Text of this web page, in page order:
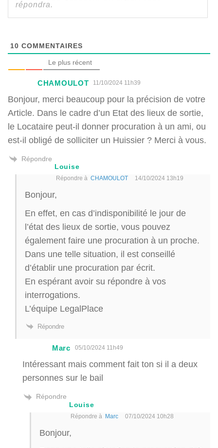
10 COMMENTAIRES
Le plus récent
CHAMOULOT 11/10/2024 11h39
Bonjour, merci beaucoup pour la précision de votre
Article. Dans le cadre d’un Etat des lieux de sortie,
le Locataire peut-il donner procuration à un ami, ou
est-il obligé de solliciter un Huissier ? Merci à vous.
Répondre
Louise
Répondre à CHAMOULOT 14/10/2024 13h19
Bonjour,
En effet, en cas d’indisponibilité le jour de
l’état des lieux de sortie, vous pouvez
également faire une procuration à un proche.
Dans une telle situation, il est conseillé
d’établir une procuration par écrit.
En espérant avoir su répondre à vos
interrogations.
L’équipe LegalPlace
Répondre
Marc 05/10/2024 11h49
Intéressant mais comment fait ton si il a deux
personnes sur le bail
Répondre
Louise
Répondre à Marc 07/10/2024 10h28
Bonjour,